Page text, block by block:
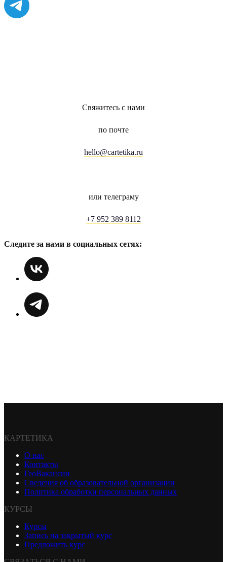
Свяжитесь с нами
по почте
hello@cartetika.ru
или телеграму
+7 952 389 8112
Следите за нами в социальных сетях:
КАРТЕТИКА
О нас
Контакты
ГеоВакансии
Сведения об образовательной организации
Политика обработки персональных данных
КУРСЫ
Курсы
Запись на закрытый курс
Предложить курс